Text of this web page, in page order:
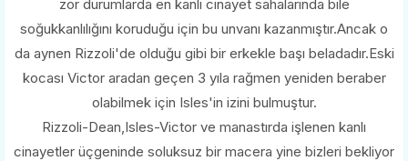
zor durumlarda en kanlı cinayet sahalarında bile
soğukkanlılığını koruduğu için bu unvanı kazanmıştır.Ancak o
da aynen Rizzoli'de olduğu gibi bir erkekle başı beladadır.Eski
kocası Victor aradan geçen 3 yıla rağmen yeniden beraber
olabilmek için Isles'in izini bulmuştur.
Rizzoli-Dean,Isles-Victor ve manastırda işlenen kanlı
cinayetler üçgeninde soluksuz bir macera yine bizleri bekliyor